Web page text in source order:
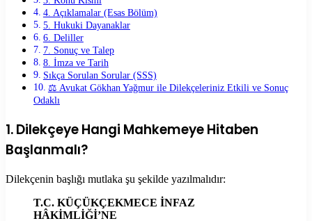
4. Açıklamalar (Esas Bölüm)
5. Hukuki Dayanaklar
6. Deliller
7. Sonuç ve Talep
8. İmza ve Tarih
Sıkça Sorulan Sorular (SSS)
⚖️ Avukat Gökhan Yağmur ile Dilekçeleriniz Etkili ve Sonuç
Odaklı
1. Dilekçeye Hangi Mahkemeye Hitaben
Başlanmalı?
Dilekçenin başlığı mutlaka şu şekilde yazılmalıdır:
T.C. KÜÇÜKÇEKMECE İNFAZ
HÂKİMLİĞİ’NE